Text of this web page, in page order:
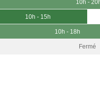
10h -
10h - 15h
10h - 18h
Fermé